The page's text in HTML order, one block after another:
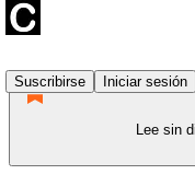
Suscribirse
Iniciar sesión
Lee sin